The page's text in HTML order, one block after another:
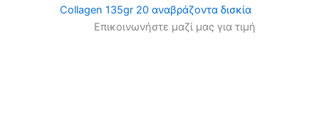
Collagen 135gr 20 αναβράζοντα δισκία
Επικοινωνήστε μαζί μας για τιμή